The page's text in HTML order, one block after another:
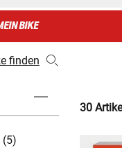
BIKE
finden
(5)
30